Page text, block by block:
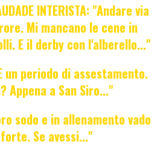
INTERISTA: "Andare via
Mi mancano le cene in
E il derby con l'alberello..."
un periodo di assestamento.
Appena a San Siro..."
sodo e in allenamento vado
Se avessi..."